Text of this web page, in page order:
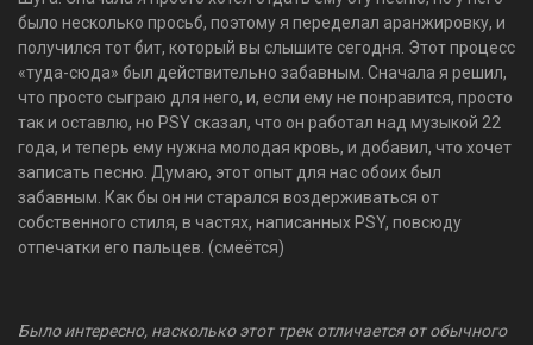
было несколько просьб, поэтому я переделал аранжировку, и
получился тот бит, который вы слышите сегодня. Этот процесс
«туда-сюда» был действительно забавным. Сначала я решил,
что просто сыграю для него, и, если ему не понравится, просто
так и оставлю, но PSY сказал, что он работал над музыкой 22
года, и теперь ему нужна молодая кровь, и добавил, что хочет
записать песню. Думаю, этот опыт для нас обоих был
забавным. Как бы он ни старался воздерживаться от
собственного стиля, в частях, написанных PSY, повсюду
отпечатки его пальцев. (смеётся)
Было интересно, насколько этот трек отличается от обычного